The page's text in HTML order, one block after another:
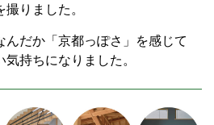
りました。
んだか「京都っぽさ」を感じて
持ちになりました。